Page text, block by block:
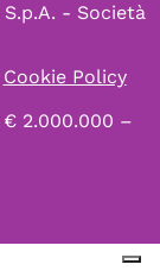
S.p.A. - Società
Cookie Policy
€ 2.000.000 –